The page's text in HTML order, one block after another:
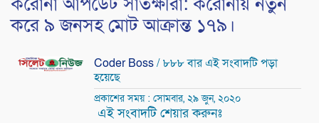
করে ৯ জনসহ মোট আক্রান্ত ১৭৯।
Coder Boss/ ৮৮৮ বার এই সংবাদটি পড়া
হয়েছে
প্রকাশের সময় : সোমবার, ২৯ জুন, ২০২০
এই সংবাদটি শেয়ার করুনঃ